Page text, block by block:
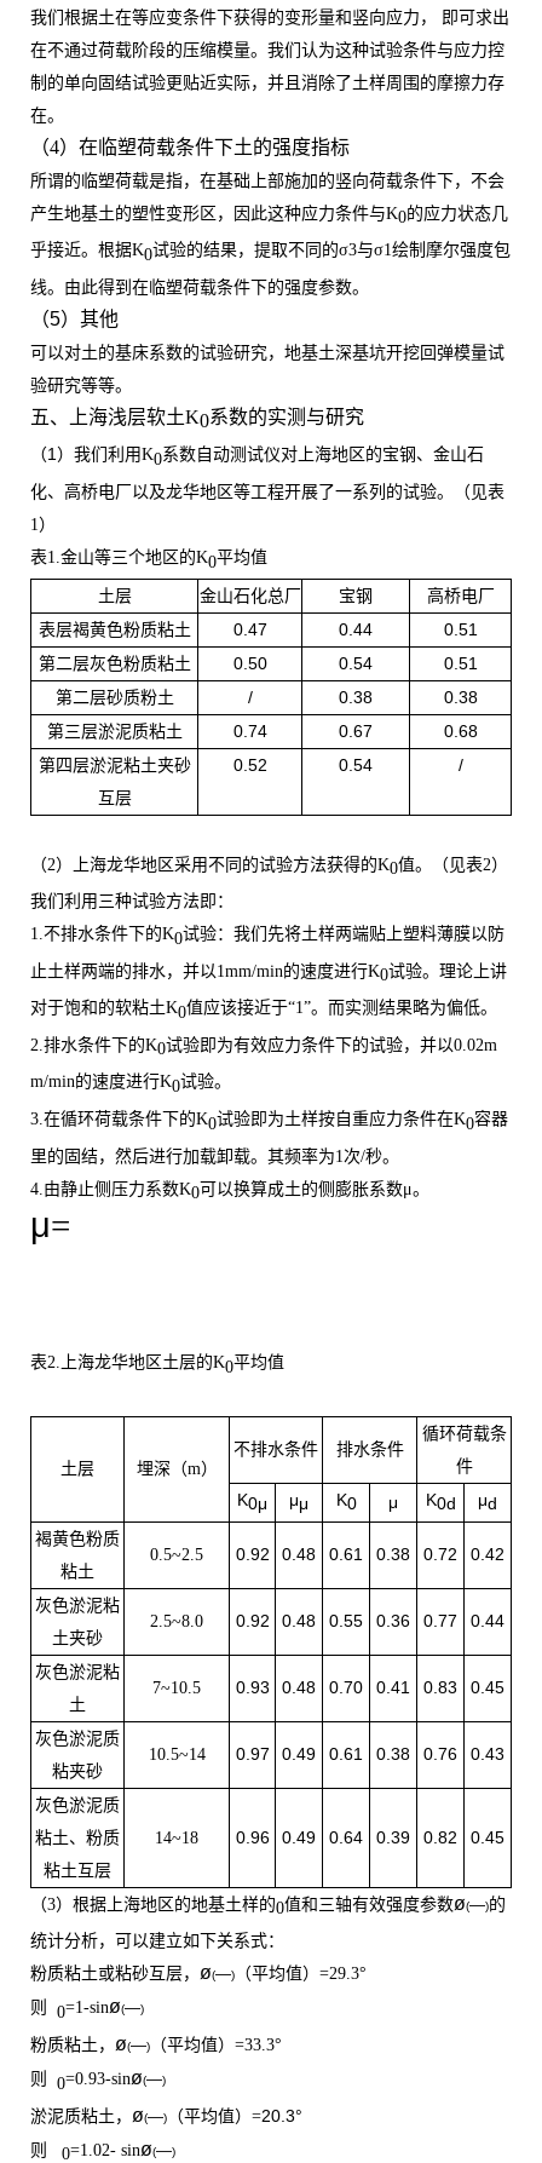
我们根据土在等应变条件下获得的变形量和竖向应力，
即可求出
在不通过荷载阶段的压缩模量。我们认为这种试验条件与应力控
制的单向固结试验更贴近实际，并且消除了土样周围的摩擦力存
在。
（4） 在临塑荷载条件下土的强度指标
所谓的临塑荷载是指，在基础上部施加的竖向荷载条件下，不会
产生地基土的塑性变形区，因此这种应力条件与K0的应力状态几
乎接近。根据K0试验的结果，提取不同的σ3与σ1绘制摩尔强度包
线。由此得到在临塑荷载条件下的强度参数。
（5） 其他
可以对土的基床系数的试验研究，地基土深基坑开挖回弹模量试
验研究等等。
五、上海浅层软土K0系数的实测与研究
（1） 我们利用K0系数自动测试仪对上海地区的宝钢、金山石
化、高桥电厂以及龙华地区等工程开展了一系列的试验。（见表
1 ）
表1. 金山等三个地区的K0平均值
土层 金山石化总厂 宝钢
高桥电厂
表层褐黄色粉质粘土
0.47 0.44 0.51
第二层灰色粉质粘土 0.50 0.54 0.51
第二层砂质粉土 / 0.38 0.38
第三层淤泥质粘土 0.74 0.67 0.68
第四层淤泥粘土夹砂
互层
0.52 0.54 /
（2）上海龙华地区采用不同的试验方法获得的K0值。（见表2）
我们利用三种试验方法即：
1.不排水条件下的K0试验：我们先将土样两端贴上塑料薄膜以防
止土样两端的排水，并以 1mm/min的速度进行K0试验。理论上讲
对于饱和的软粘土K0值应该接近于“1”。而实测结果略为偏低。
2.排水条件下的K0试验即为有效应力条件下的试验， 并以0.02m
m/min的速度进行K0试验。
3.在循环荷载条件下的K0试验即为土样按自重应力条件在K0容器
里的固结，然后进行加载卸载。其频率为1次/秒。
4.由静止侧压力系数K0可以换算成土的侧膨胀系数μ。
μ=
表2.上海龙华地区土层的K0平均值
土层 埋深（m）
不排水条件 排水条件
循环荷载条
件
K0μ μμ K0 μ K0d μd
褐黄色粉质
粘土
0.5~2.5 0.92 0.48 0.61 0.38 0.72 0.42
灰色淤泥粘
土夹砂
2.5~8.0 0.92 0.48 0.55 0.36 0.77 0.44
灰色淤泥粘
土
7~10.5 0.93 0.48 0.70 0.41 0.83 0.45
灰色淤泥质
粘夹砂
10.5~14 0.97 0.49 0.61 0.38 0.76 0.43
灰色淤泥质
粘土、粉质
粘土互层
14~18 0.96 0.49 0.64 0.39 0.82 0.45
（3）根据上海地区的地基土样的0值和三轴有效强度参数ø(—)的
统计分析，可以建立如下关系式：
粉质粘土或粘砂互层， ø(—) （平均值） =29.3°
则
0=1-sinø(—)
粉质粘土， ø(—) （平均值） =33.3°
则
0=0.93-sinø(—)
淤泥质粘土， ø(—) （平均值） =20.3°
则 0=1.02- sinø(—)